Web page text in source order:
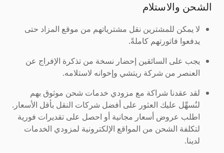
الشحن والاستلام
لا يمكن للمشترين نقل مشترياتهم من موقع المزاد حتى
يدفعوا فاتورتهم كاملةً.
يجب على السائقين إحضار نسخة من تذكرة الإفراج عن
العنصر من شركة ريتشي وإخوانه لاستلامه.
لقد عقدنا شراكة مع مزودي خدمات شحن موثوق بهم
لنُسهِّل عليك العثور على أفضل شركات النقل بأقل الأسعار.
اطلب عروض أسعار مجانية أو احصل على تقديرات فورية
لتكلفة الشحن من المواقع الإلكترونية لمزودي الخدمات
لدينا.